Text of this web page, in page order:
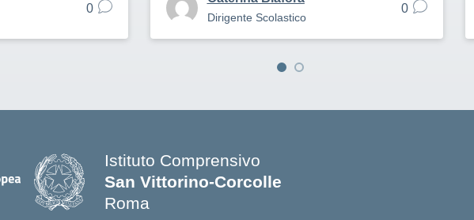
0
Dirigente Scolastico
0
Istituto Comprensivo
San Vittorino-Corcolle
Roma